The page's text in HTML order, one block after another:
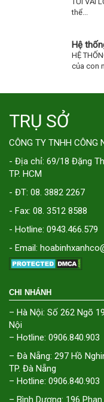
thể...
Hệ
HỆ
của con
TRỤ SỞ
CÔNG TY TNHH CÔNG
- Địa chỉ: 69/18 Đặng
TP. HCM
- ĐT: 08. 3882 2267
- Fax: 08. 3512 8588
- Hotline: 0943.466.579
- Email:
CHI NHÁNH
– Hà Nội: Số 262 Ngõ
Nội
– Hotline: 0906.840.903
– Đà Nẵng: 297 Hồ
TP. Đà Nẵng
– Hotline: 0906.840.903
– Bình Dương: 196